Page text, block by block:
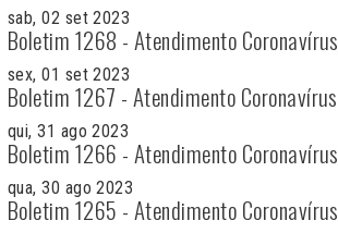
sab, 02 set 2023
Boletim 1268 - Atendimento Coronavírus
sex, 01 set 2023
Boletim 1267 - Atendimento Coronavírus
qui, 31 ago 2023
Boletim 1266 - Atendimento Coronavírus
qua, 30 ago 2023
Boletim 1265 - Atendimento Coronavírus